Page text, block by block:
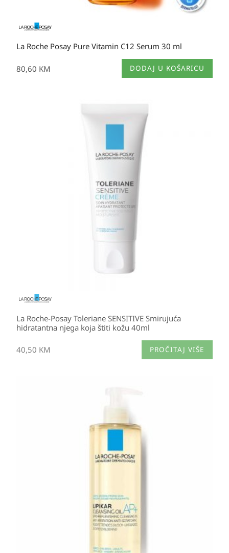
La Roche Posay Pure Vitamin C12 Serum 30 ml
80,60 KM DODAJ U KOŠARICU
La Roche-Posay Toleriane SENSITIVE Smirujuća
hidratantna njega koja štiti kožu 40ml
40,50 KM PROČITAJ VIŠE